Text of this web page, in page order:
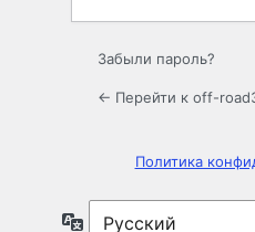
Забыли пароль?
← Перейти к off-
Политика
Язык